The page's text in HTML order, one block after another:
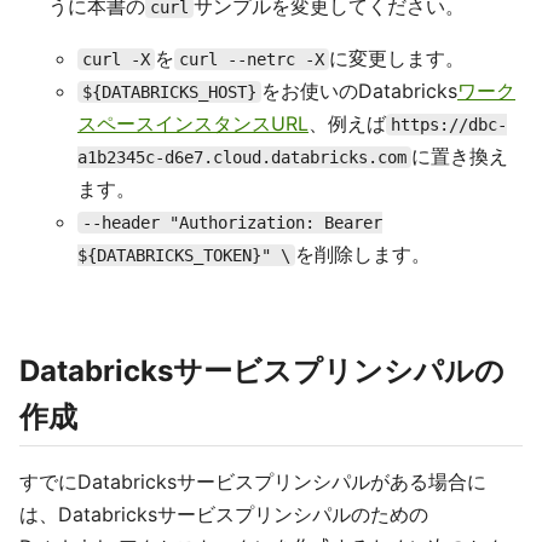
うに本書の curl サンプルを変更してください。
curl -X を curl --netrc -X に変更します。
${DATABRICKS_HOST} をお使いのDatabricksワーク
スペースインスタンスURL、例えば https://dbc-
a1b2345c-d6e7.cloud.databricks.com に置き換え
ます。
--header "Authorization: Bearer
${DATABRICKS_TOKEN}" \ を削除します。
Databricksサービスプリンシパルの
作成
すでにDatabricksサービスプリンシパルがある場合に
は、Databricksサービスプリンシパルのための